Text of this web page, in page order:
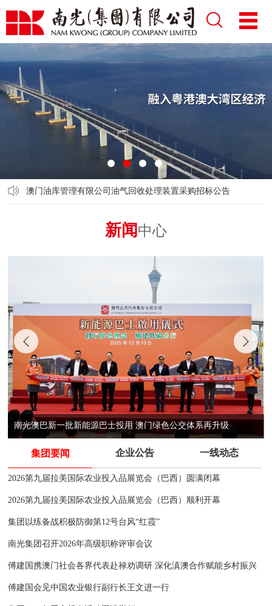
2 4
澳门油库管理有限公司油气回收处理装置采购招标公告
新闻中心
集团亮相BEYOND科技展 发布系列科技创新成果 赋能澳门数字发展
集团要闻 企业公告 一线动态
2026第九届拉美国际农业投入品展览会（巴西）圆满闭幕
2026第九届拉美国际农业投入品展览会（巴西）顺利开幕
集团以练备战积极防御第12号台风“红霞”
南光集团召开2026年高级职称评审会议
傅建国携澳门社会各界代表赴禄劝调研 深化滇澳合作赋能乡村振兴
傅建国会见中国农业银行副行长王文进一行